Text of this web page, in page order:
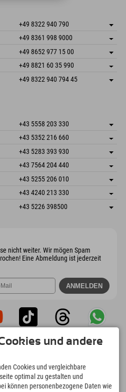
+49 8322 940 790
Adresse speichern
Buchen
+49 8361 998 9000
Adresse speichern
Anreiseinfos
Buchen
+49 8652 977 15 00
Adresse speichern
Buchen
+49 8821 60 35 990
Adresse speichern
Anreiseinfos
+49 8322 940 794 45
+43 5558 203 330
Adresse speichern
Buchen
+43 5352 216 660
Adresse speichern
Anreiseinfos
Buchen
+43 5283 393 930
Adresse speichern
Buchen
+43 7564 204 440
Adresse speichern
Anreiseinfos
Buchen
+43 5255 206 010
Adresse speichern
Buchen
+43 4240 213 330
Adresse speichern
Anreiseinfos
+43 5226 398500
nicht weiter. Wir mögen Spam
Eine Abmeldung ist jederzeit
Mein
uvm. Jetzt
und andere
Cookies und vergleichbare
optimal zu gestalten und
können personenbezogene Daten wie